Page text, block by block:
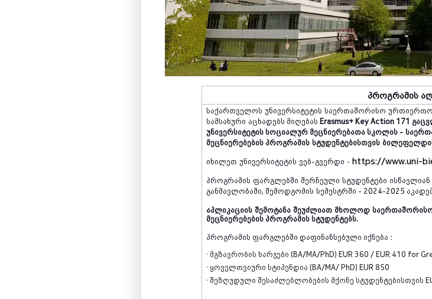
პროგრამის
საქართველოს უნივერსიტეტის საერთაშორისო
სამსახური აცხადებს მიღებას Erasmus+ Key Action 171
უნივერსიტეტის სოციალურ მეცნიერებათა სკოლის -
მეცნიერებების პროგრამის სტუდენტებისთვის
იხილეთ უნივერსიტეტის ვებ-გვერდი - https://www.uni-
პროგრამის ფარგლებში შერჩეული სტუდენტები ისწავლიან
განმავლობაში შემოდგომის სემესტრში - 2024-2025
აპლიკაციის შემოტანა შეუძლიათ მხოლოდ
მეცნიერებების პროგრამის სტუდენტებს.
პროგრამის ფარგლებში დაფინანსებული იქნება :
· მგზავრობის ხარჯები (BA/MA/PhD) EUR 360 / EUR 410 for
· ყოველთვიური სტიპენდია (BA/MA/ PhD) EUR 850
· შეზღუდული შესაძლებლობების მქონე სტუდენტებისთვის